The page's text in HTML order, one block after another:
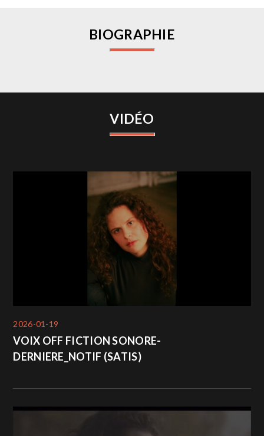
BIOGRAPHIE
VIDÉO
2026-01-19
VOIX OFF FICTION SONORE-
DERNIERE_NOTIF (SATIS)